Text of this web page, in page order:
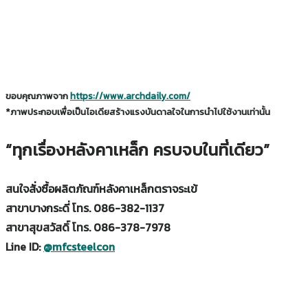
ขอบคุณภาพจากhttps://www.archdaily.com/
*ภาพประกอบเพื่อเป็นไอเดียสร้างแรงบันดาลใจในการนำไปใช้งานเท่านั้น
“ทุกเรื่องหลังคาเหล็ก ครบจบในที่เดียว”
สนใจสั่งซื้อผลิตภัณฑ์หลังคาเหล็กตราจระเข้
สาขาบางกระดี่ โทร. 086-382-1137
สาขาสุขสวัสดิ์ โทร. 086-378-7978
Line ID:@mfcsteelcon